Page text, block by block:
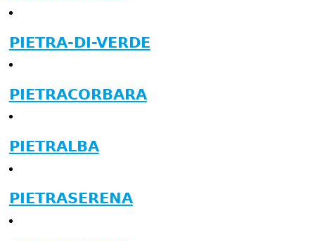
PIETRA-DI-VERDE
PIETRACORBARA
PIETRALBA
PIETRASERENA